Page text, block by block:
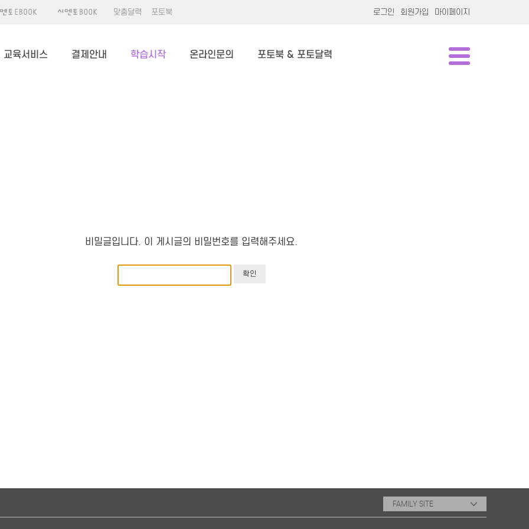
맞춤달력 포토북 로그인 회원가입 마이페이지
교육서비스 결제안내 학습시작 온라인문의 포토북 & 포토달력
비밀글입니다. 이 게시글의 비밀번호를 입력해주세요.
FAMILY SITE